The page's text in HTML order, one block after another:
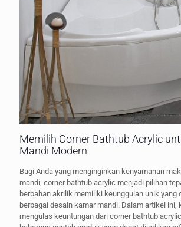
Memilih Corner Bathtub Acrylic
Mandi Modern
Bagi Anda yang menginginkan kenyamanan
mandi, corner bathtub acrylic menjadi pilihan
berbahan akrilik memiliki keunggulan unik yang
berbagai desain kamar mandi. Dalam artikel ini,
mengulas keuntungan dari corner bathtub